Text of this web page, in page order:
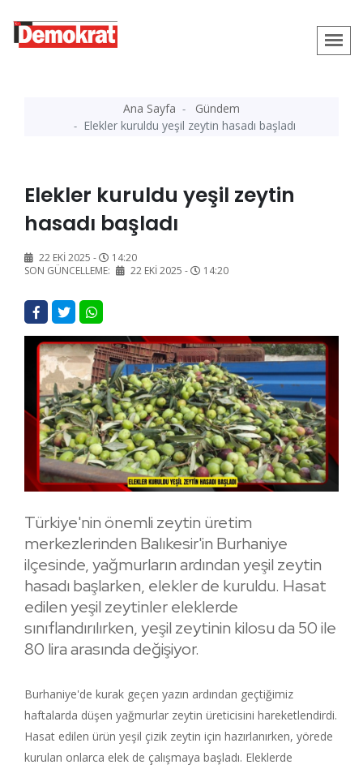
Ana Sayfa
Gündem
Elekler kuruldu yeşil zeytin hasadı başladı
Elekler kuruldu yeşil zeytin
hasadı başladı
22 EKI 2025 -
14:20
SON GÜNCELLEME:
22 EKI 2025 - 14:20
Türkiye'nin önemli zeytin üretim
merkezlerinden Balıkesir'in Burhaniye
ilçesinde, yağmurların ardından yeşil zeytin
hasadı başlarken, elekler de kuruldu. Hasat
edilen yeşil zeytinler eleklerde
sınıflandırılırken, yeşil zeytinin kilosu da 50 ile
80 lira arasında değişiyor.
Burhaniye'de kurak geçen yazın ardından geçtiğimiz
haftalarda düşen yağmurlar zeytin üreticisini hareketlendirdi.
Hasat edilen ürün yeşil çizik zeytin için hazırlanırken, yörede
kurulan onlarca elek de çalışmaya başladı. Eleklerde